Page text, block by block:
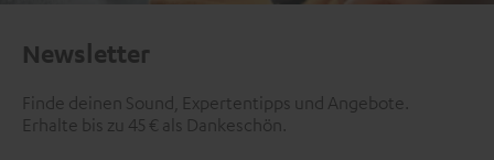
Newsletter
Finde deinen Sound, Expertentipps und Angebote.
Erhalte bis zu 45 € als Dankeschön.